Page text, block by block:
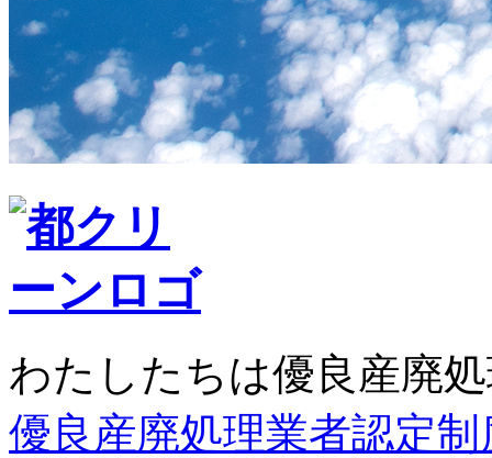
わたしたちは優良産廃
優良産廃処理業者認定